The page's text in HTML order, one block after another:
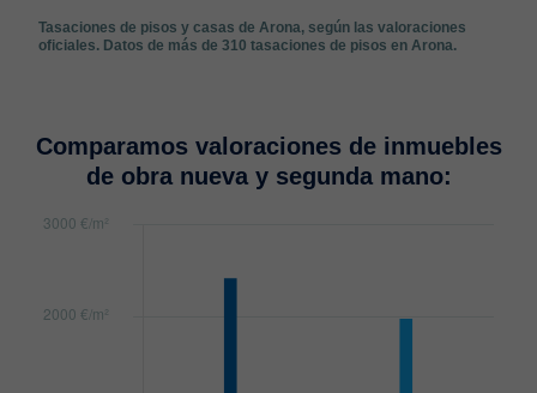
Tasaciones de pisos y casas de Arona, según las valoraciones
oficiales. Datos de más de 310 tasaciones de pisos en Arona.
Comparamos valoraciones de inmuebles
de obra nueva y segunda mano: